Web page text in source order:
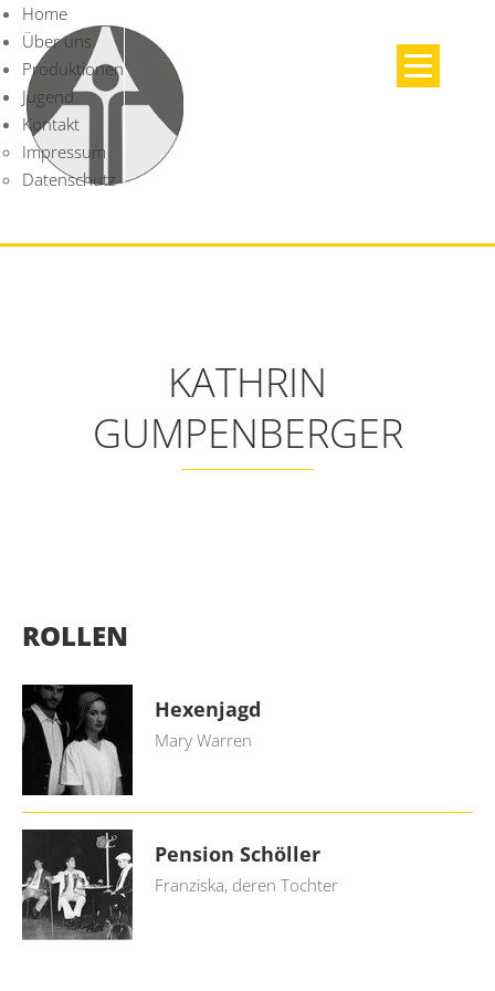
Home
Über uns
Produktionen
Jugend
Kontakt
Impressum
Datenschutz
KATHRIN
GUMPENBERGER
ROLLEN
Hexenjagd
Mary Warren
Pension Schöller
Franziska, deren Tochter